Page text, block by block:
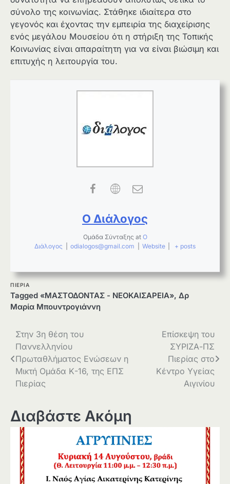
σύνολο της κοινωνίας. Στάθηκε ιδιαίτερα στο
γεγονός και έχοντας την εμπειρία της διαχείρισης
ενός μεγάλου Μουσείου ότι η στήριξη της Τοπικής
Κοινωνίας είναι απαραίτητη για να είναι βιώσιμη και
επιτυχής η λειτουργία του.
Ο Διάλογος
Ομάδα Σύνταξης at Ο
Διάλογος
odialogos@gmail.com Website + posts
ΠΙΕΡΙΑ
Tagged «ΜΑΣΤΟΔΟΝΤΑΣ - ΝΕΟΚΑΙΣΑΡΕΙΑ», Δρ
Μαρία Μπουντρογιάννη
Πλοήγηση
άρθρων
Στην 3η θέση του
Παννελληνίου
Πρωταθλήματος Ενώσεων η
Μικτή Ομάδα Κ-16, της ΕΠΣ
Πιερίας
Επίσκεψη του
ΣΥΡΙΖΑ-ΠΣ
Πιερίας στο
Κέντρο Υγείας
Αιγινίου
Διαβάστε Ακόμη